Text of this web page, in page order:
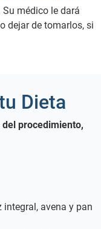
médico le dará
dejar de tomarlos, si
Dieta
procedimiento,
integral, avena y pan